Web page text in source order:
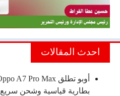
احدث المقالات
بطارية قياسية وشحن سريع 80 واط